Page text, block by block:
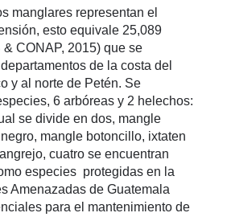
manglares representan el
esto equivale 25,089
& CONAP, 2015) que se
de la costa del
y al norte de Petén. Se
6 arbóreas y 2 helechos:
se divide en dos, mangle
mangle botoncillo, ixtaten
cuatro se encuentran
especies protegidas en la
Amenazadas de Guatemala
para el mantenimiento de